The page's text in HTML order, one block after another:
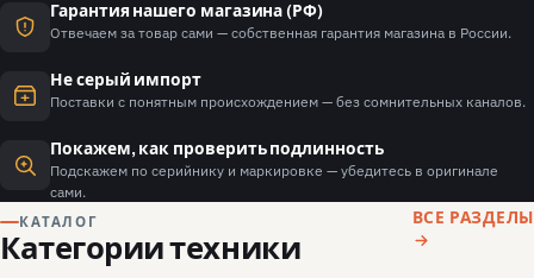
Гарантия нашего магазина (РФ)
Отвечаем за товар сами — собственная гарантия магазина в России.
Не серый импорт
Поставки с понятным происхождением — без сомнительных каналов.
Покажем, как проверить подлинность
Подскажем по серийнику и маркировке — убедитесь в оригинале
сами.
КАТАЛОГ
Категории техники
ВСЕ РАЗДЕЛЫ